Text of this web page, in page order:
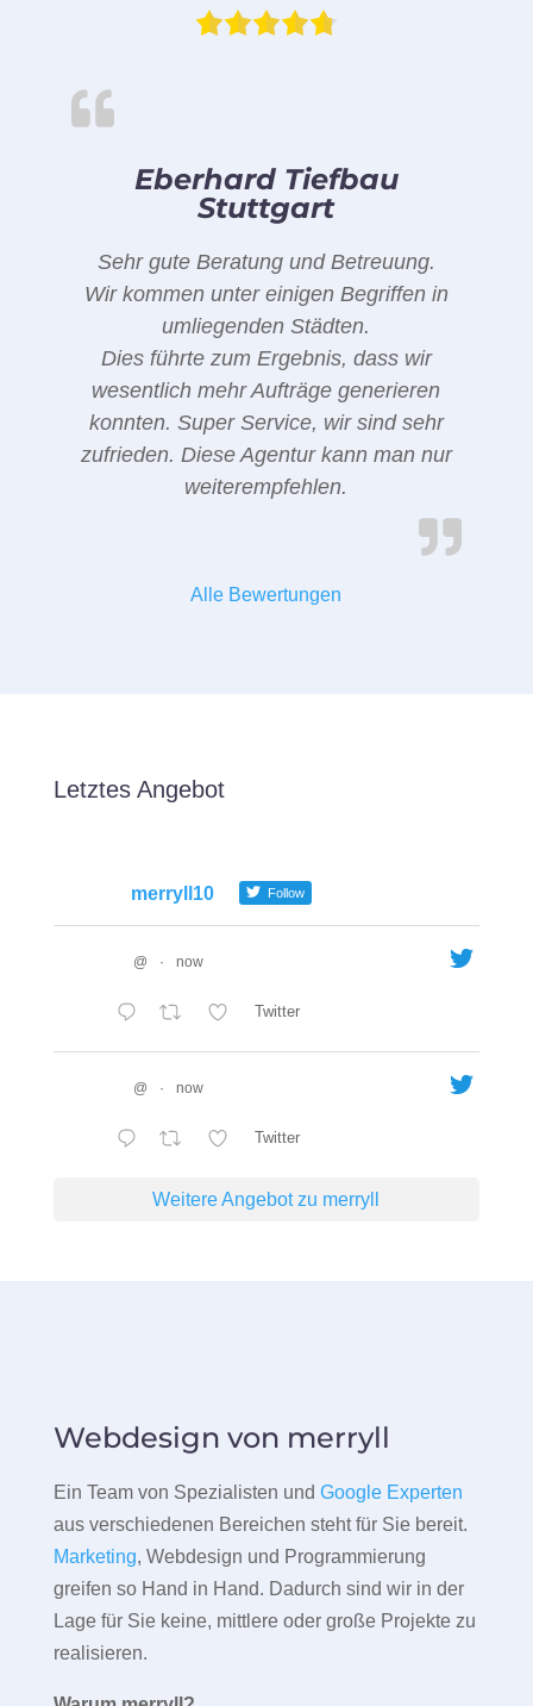
Eberhard Tiefbau
Stuttgart
Sehr gute Beratung und Betreuung.
Wir kommen unter einigen Begriffen in
umliegenden Städten.
Dies führte zum Ergebnis, dass wir
wesentlich mehr Aufträge generieren
konnten. Super Service, wir sind sehr
zufrieden. Diese Agentur kann man nur
weiterempfehlen.
Alle Bewertungen
Letztes Angebot
merryll10 Follow
@ · now
Twitter
@ · now
Twitter
Weitere Angebot zu merryll
Webdesign von merryll
Ein Team von Spezialisten und Google Experten
aus verschiedenen Bereichen steht für Sie bereit.
Marketing, Webdesign und Programmierung
greifen so Hand in Hand. Dadurch sind wir in der
Lage für Sie keine, mittlere oder große Projekte zu
realisieren.